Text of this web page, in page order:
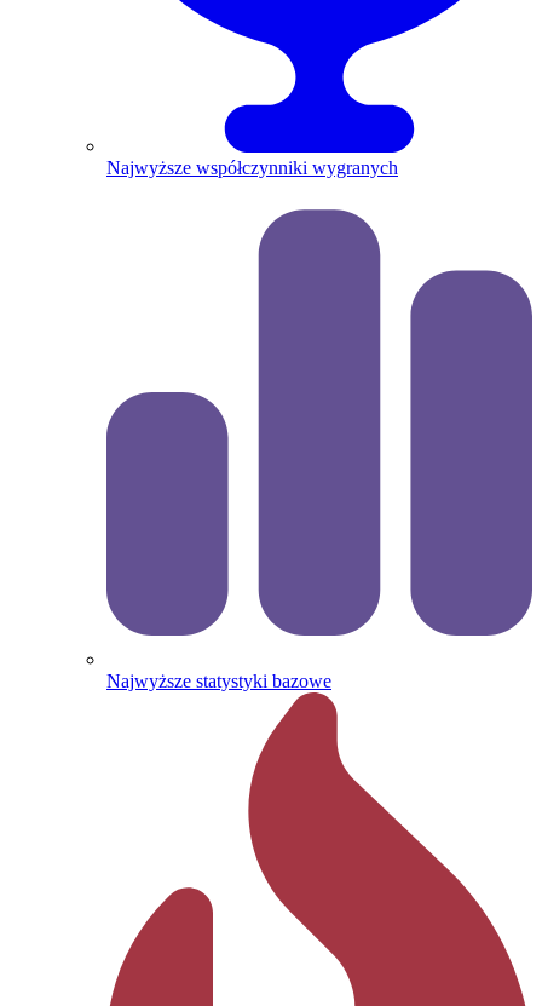
Najwyższe współczynniki wygranych
Najwyższe statystyki bazowe